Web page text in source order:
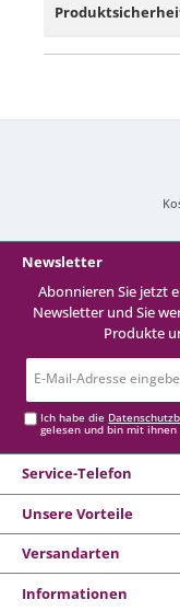
Newsletter
Abonnieren Sie jetzt
Newsletter und Sie
Produkte
Ich habe die
gelesen und bin mit
Service-Telefon
Unsere Vorteile
Versandarten
Informationen